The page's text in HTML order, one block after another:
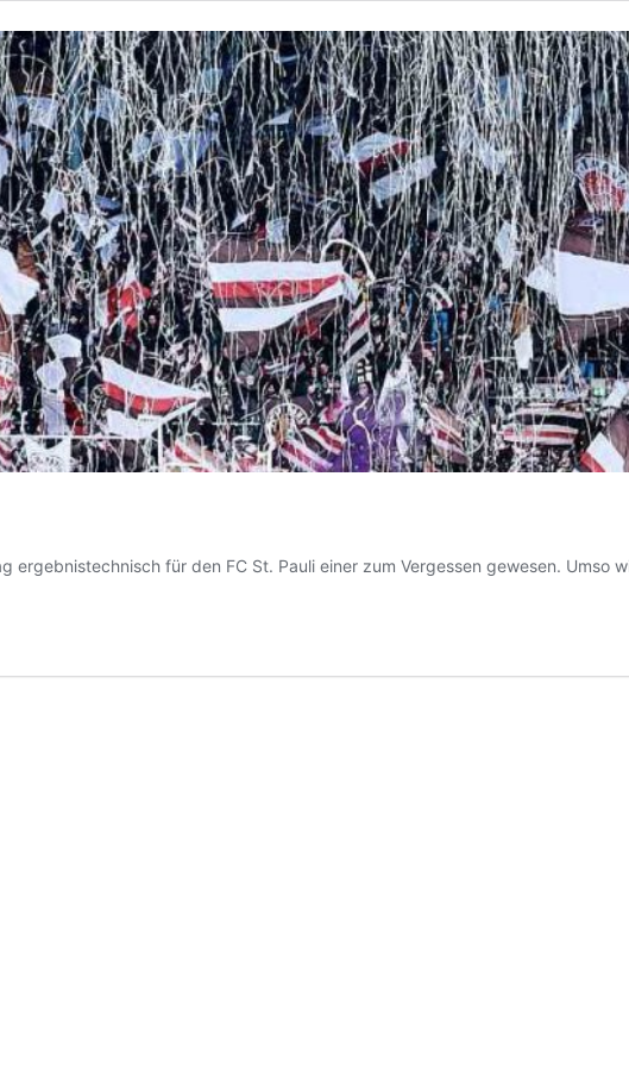
ergebnistechnisch für den FC St. Pauli einer zum Vergessen gewesen. Umso